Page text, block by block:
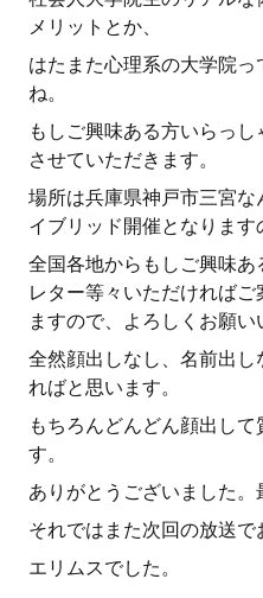
メリットとか、
はたまた心理系の大学院
ね。
もしご興味ある方いらっ
させていただきます。
場所は兵庫県神戸市三宮
イブリッド開催となります
全国各地からもしご興味あ
レター等々いただければ
ますので、よろしくお願い
全然顔出しなし、名前出
ればと思います。
もちろんどんどん顔出し
す。
ありがとうございました。
それではまた次回の放送で
エリムスでした。